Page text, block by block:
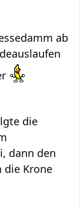
ab
die
dann den
die Krone